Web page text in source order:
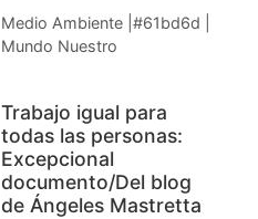
Medio Ambiente |#61bd6d |
Mundo Nuestro
Trabajo igual para
todas las personas:
Excepcional
documento/Del blog
de Ángeles Mastretta